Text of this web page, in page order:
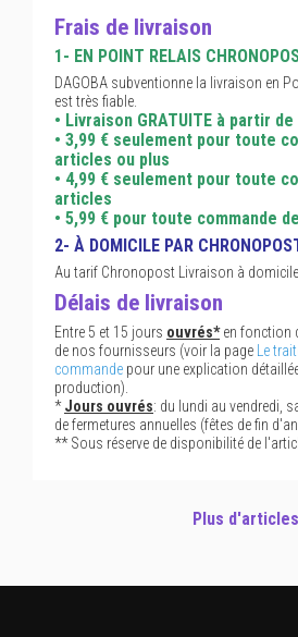
Frais de livraison
1- EN POINT RELAIS
DAGOBA subventionne la livraison en
est très fiable.
• Livraison GRATUITE à partir
• 3,99 € seulement pour toute
articles ou plus
• 4,99 € seulement pour toute
articles
• 5,99 € pour toute commande
2- À DOMICILE PAR
Au tarif Chronopost Livraison à domicile.
Délais de livraison
Entre 5 et 15 jours ouvrés*en fonction
de nos fournisseurs (voir la page
Le
commande pour une explication
production).
*Jours ouvrés: du lundi au vendredi,
de fermetures annuelles (fêtes de fin
** Sous réserve de disponibilité de
Plus